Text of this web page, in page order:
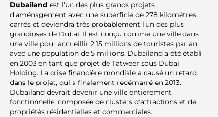
Dubailand est l'un des plus grands projets
d'aménagement avec une superficie de 278 kilomètres
carrés et deviendra très probablement l'un des plus
grandioses de Dubaï. Il est conçu comme une ville dans
une ville pour accueillir 2,15 millions de touristes par an,
avec une population de 5 millions. Dubailand a été établi
en 2003 en tant que projet de Tatweer sous Dubai
Holding. La crise financière mondiale a causé un retard
dans le projet, qui a finalement redémarré en 2013.
Dubailand devrait devenir une ville entièrement
fonctionnelle, composée de clusters d'attractions et de
propriétés résidentielles et commerciales.